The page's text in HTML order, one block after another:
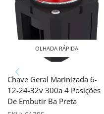
OLHADA RÁPIDA
Chave Geral Marinizada 6-
12-24-32v 300a 4 Posições
De Embutir Ba Preta